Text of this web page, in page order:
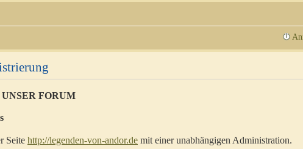
FORUM
Seite http://legenden-von-andor.de mit einer unabhängigen Administration.